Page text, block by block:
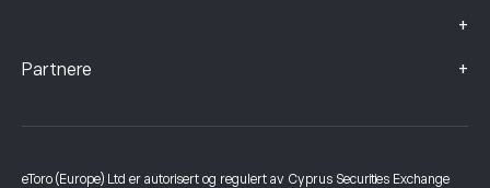
+
Partnere +
eToro (Europe) Ltd er autorisert og regulert av Cyprus Securities Exchange